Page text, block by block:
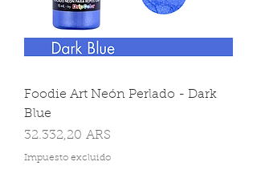
Foodie Art Neón Perlado - Dark
Blue
Precio
32.332,20 ARS
Impuesto excluido